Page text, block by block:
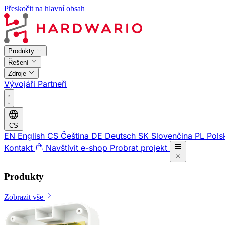
Přeskočit na hlavní obsah
Produkty
Řešení
Zdroje
Vývojáři Partneři
CS
EN English CS Čeština DE Deutsch SK Slovenčina PL
Kontakt
Navštívit e-shop Probrat projekt
Produkty
Zobrazit vše